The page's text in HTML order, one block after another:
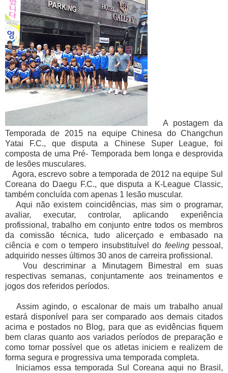
A postagem da
Temporada de 2015 na equipe Chinesa do Changchun
Yatai F.C., que disputa a Chinese Super League, foi
composta de uma Pré- Temporada bem longa e desprovida
de lesões musculares.
Agora, escrevo sobre a temporada de 2012 na equipe Sul
Coreana do Daegu F.C., que disputa a K-League Classic,
também concluída com apenas 1 lesão muscular.
Aqui não existem coincidências, mas sim o programar,
avaliar, executar, controlar, aplicando experiência
profissional, trabalho em conjunto entre todos os membros
da comissão técnica, tudo alicerçado e embasado na
ciência e com o tempero insubstituível do feelingpessoal,
adquirido nesses últimos 30 anos de carreira profissional.
Vou descriminar a Minutagem Bimestral em suas
respectivas semanas, conjuntamente aos treinamentos e
jogos dos referidos períodos.
Assim agindo, o escalonar de mais um trabalho anual
estará disponível para ser comparado aos demais citados
acima e postados no Blog, para que as evidências fiquem
bem claras quanto aos variados períodos de preparação e
como tornar possível que os atletas iniciem e realizem de
forma segura e progressiva uma temporada completa.
Iniciamos essa temporada Sul Coreana aqui no Brasil,